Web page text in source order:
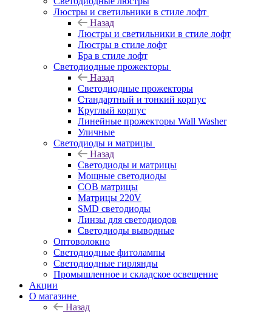
Люстры и светильники в стиле лофт
Назад
Люстры и светильники в стиле лофт
Люстры в стиле лофт
Бра в стиле лофт
Светодиодные прожекторы
Назад
Светодиодные прожекторы
Стандартный и тонкий корпус
Круглый корпус
Линейные прожекторы Wall Washer
Уличные
Светодиоды и матрицы
Назад
Светодиоды и матрицы
Мощные светодиоды
COB матрицы
Матрицы 220V
SMD светодиоды
Линзы для светодиодов
Светодиоды выводные
Оптоволокно
Светодиодные фитолампы
Светодиодные гирлянды
Промышленное и складское освещение
Акции
О магазине
Назад